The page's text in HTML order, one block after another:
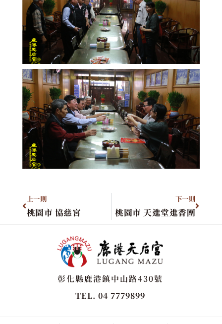
上一則
桃園市 協慈宮
下一則
桃園市 天進堂進香團
彰化縣鹿港鎮中山路430號
TEL. 04 7779899